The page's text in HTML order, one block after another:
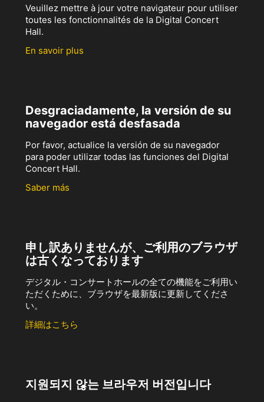
Veuillez mettre à jour votre navigateur pour utiliser
toutes les fonctionnalités de la Digital Concert
Hall.
En savoir plus
Desgraciadamente, la versión de su
navegador está desfasada
Por favor, actualice la versión de su navegador
para poder utilizar todas las funciones del Digital
Concert Hall.
Saber más
申し訳ありませんが、ご利用のブラウザ
は古くなっております
デジタル・コンサートホールの全ての機能をご利用い
ただくために、ブラウザを最新版に更新してくださ
い。
詳細はこちら
지원되지 않는 브라우저 버전입니다